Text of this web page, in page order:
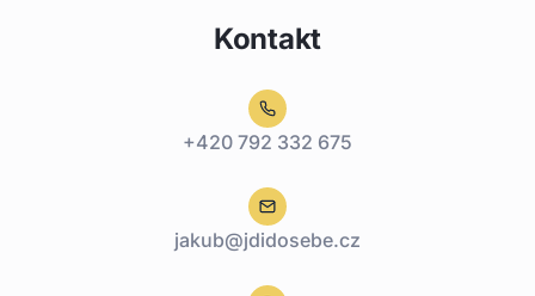
Kontakt
+420 792 332 675
jakub@jdidosebe.cz